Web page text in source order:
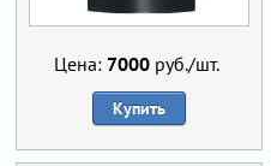
Цена: 7000руб./шт.
Купить